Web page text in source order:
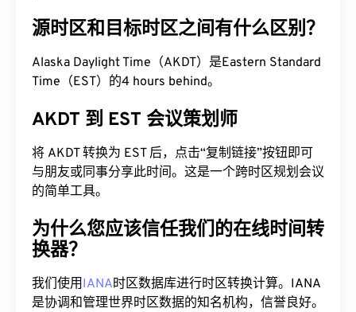
源时区和目标时区之间有什么区别？
Alaska Daylight Time（AKDT）是Eastern Standard
Time（EST）的4 hours behind。
AKDT 到 EST 会议策划师
将 AKDT 转换为 EST 后，点击“复制链接”按钮即可
与朋友或同事分享此时间。这是一个跨时区规划会议
的简单工具。
为什么您应该信任我们的在线时间转
换器？
我们使用IANA时区数据库进行时区转换计算。IANA
是协调和管理世界时区数据的知名机构，信誉良好。